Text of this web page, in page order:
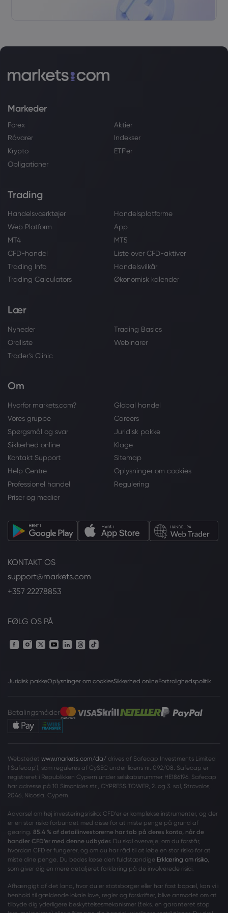
Markeder
Forex
Aktier
Råvarer
Indekser
Krypto
ETF'er
Obligationer
Trading
Handelsværktøjer
Handelsplatforme
Web Platform
App
MT4
MT5
CFD-handel
Liste over CFD-aktiver
Trading Info
Handelsvilkår
Trading Calculators
Økonomisk kalender
Lær
Nyheder
Trading Basics
Ordliste
Webinarer
Trader’s Clinic
Om
Hvorfor markets.com?
Global handel
Vores gruppe
Careers
Spørgsmål og svar
Juridisk pakke
Sikkerhed online
Klage
Kontakt Support
Sitemap
Help Centre
Oplysninger om cookies
Professionel handel
Regulering
Priser og medier
KONTAKT OS
support@markets.com
+357 22278853
FØLG OS PÅ
Juridisk pakkeOplysninger om cookiesSikkerhed onlineFortrolighedspolitik
Betalingsmåder
Webstedet www.markets.com/da/ drives af Safecap Investments Limited
(‘Safecap’), som reguleres af CySEC under licens nr. 092/08. Safecap er
registreret i Republikken Cypern under selskabsnummer HE186196. Safecap
har adresse på 10 Simonides str., CYPRESS TOWER, 2. og 3. sal, Strovolos,
2046, Nicosia, Cypern.
Advarsel om høj investeringsrisiko: CFD’er er komplekse instrumenter, og der
er en stor risiko forbundet med disse for at miste penge på grund af
gearing. 85.4 % af detailinvestorerne har tab på deres konto, når de
handler CFD’er med denne udbyder. Du skal overveje, om du forstår,
hvordan CFD’er fungerer, og om du har råd til at løbe en stor risiko for at
miste dine penge. Du bedes læse den fuldstændige Erklæring om risiko
som giver dig en mere detaljeret forklaring på de involverede risici.
Afhængigt af det land, hvor du er statsborger eller har fast bopæl, kan vi i
henhold til gældende lokale love, regler og forskrifter, blive anmodet om at
tilbyde dig yderligere beskyttelsesmekanismer (f.eks. en garanteret stop